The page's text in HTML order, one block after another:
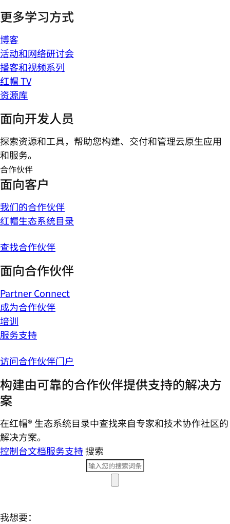
更多学习方式
博客
活动和网络研讨会
播客和视频系列
红帽 TV
资源库
面向开发人员
探索资源和工具，帮助您构建、交付和管理云原生应用
和服务。
合作伙伴
面向客户
我们的合作伙伴
红帽生态系统目录
查找合作伙伴
面向合作伙伴
Partner Connect
成为合作伙伴
培训
服务支持
访问合作伙伴门户
构建由可靠的合作伙伴提供支持的解决方
案
在红帽® 生态系统目录中查找来自专家和技术协作社区的
解决方案。
控制台文档服务支持搜索
我想要：